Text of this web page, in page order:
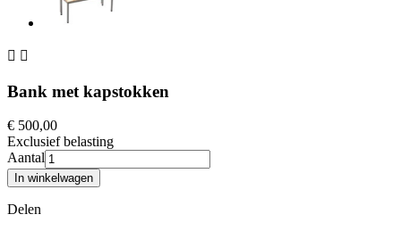
 
Bank met kapstokken
€ 500,00
Exclusief belasting
Aantal
In winkelwagen
Delen